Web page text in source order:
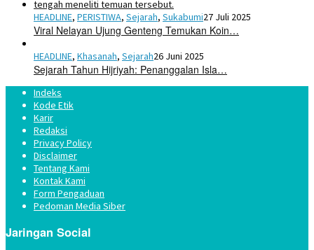
HEADLINE, PERISTIWA, Sejarah, Sukabumi27 Juli 2025
Viral Nelayan Ujung Genteng Temukan Koin…
HEADLINE, Khasanah, Sejarah26 Juni 2025
Sejarah Tahun Hijriyah: Penanggalan Isla…
Indeks
Kode Etik
Karir
Redaksi
Privacy Policy
Disclaimer
Tentang Kami
Kontak Kami
Form Pengaduan
Pedoman Media Siber
Jaringan Social